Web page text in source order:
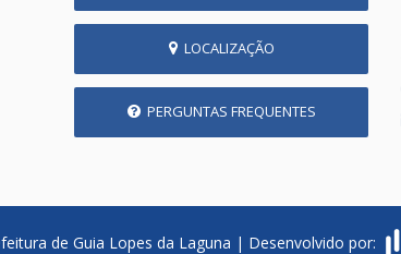
LOCALIZAÇÃO
PERGUNTAS FREQUENTES
de Guia Lopes da Laguna | Desenvolvido por: